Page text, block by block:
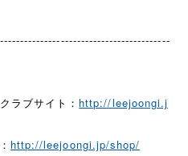
ラブサイト： http://leejoongi.j
http://leejoongi.jp/shop/